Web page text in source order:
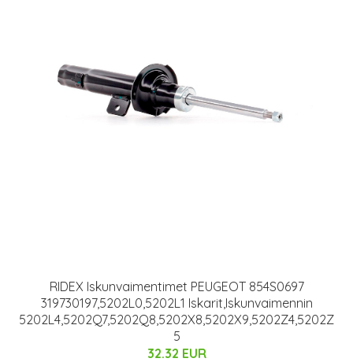
RIDEX Iskunvaimentimet PEUGEOT 854S0697
319730197,5202L0,5202L1 Iskarit,Iskunvaimennin
5202L4,5202Q7,5202Q8,5202X8,5202X9,5202Z4,5202Z
5
32.32 EUR